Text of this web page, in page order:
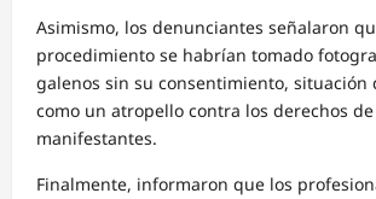
Asimismo, los denunciantes señalaron
procedimiento se habrían tomado
galenos sin su consentimiento, situación
como un atropello contra los derechos de
manifestantes.
Finalmente, informaron que los